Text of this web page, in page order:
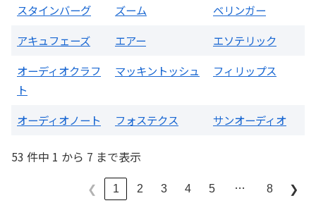
スタインバーグ
ズーム
ベリンガー
アキュフェーズ
エアー
エソテリック
オーディオクラフ
ト
マッキントッシュ フィリップス
オーディオノート フォステクス サンオーディオ
53 件中 1 から 7 まで表示
❮ 1 2 3 4 5 … 8 ❯